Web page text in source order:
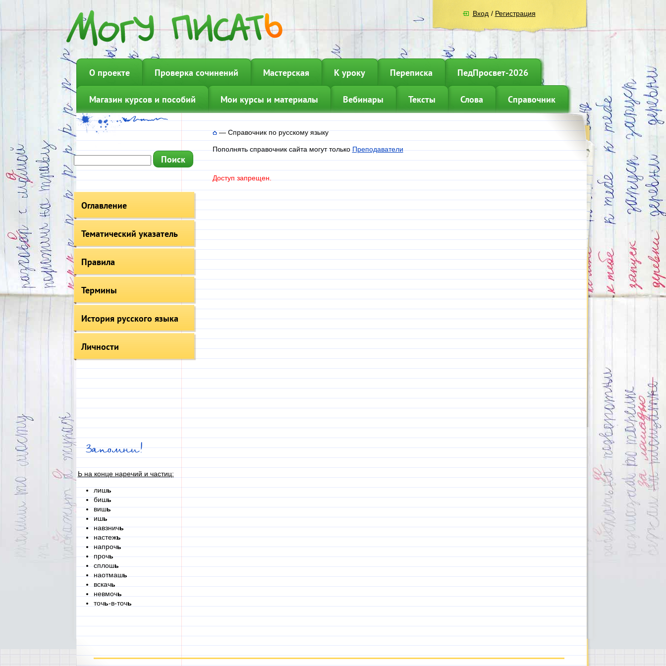
Вход / Регистрация
О проекте Проверка сочинений Мастерская К уроку Переписка ПедПросвет-2026
Магазин курсов и пособий Мои курсы и материалы Вебинары Тексты Слова Справочник
Оглавление
Тематический указатель
Правила
Термины
История русского языка
Личности
Запомни!
Ь на конце наречий и частиц:
лишь
бишь
вишь
ишь
навзничь
настежь
напрочь
прочь
сплошь
наотмашь
вскачь
невмочь
точь-в-точь
—Справочник по русскому языку
Пополнять справочник сайта могут толькоПреподаватели
Доступ запрещен.